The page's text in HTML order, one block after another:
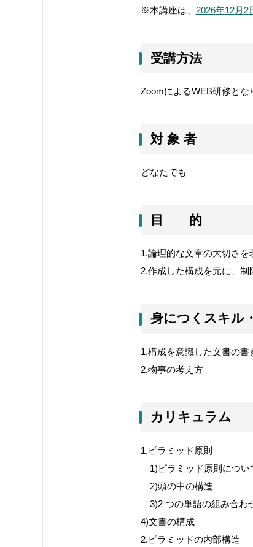
※本講座は、 2026年12月 2
受講方法
ZoomによるWEB研修とな
対 象 者
どなたでも
目 的
1.論理的な文章の大切さを
2.作成した構成を元に、制
身につくスキル
1.構成を意識した文書の書
2.物事の考え方
カリキュラム
1.ピラミッド原則
1)ピラミッド原則につい
2)頭の中の構造
3)2 つの単語の組み合わ
4)文書の構成
2.ピラミッドの内部構造